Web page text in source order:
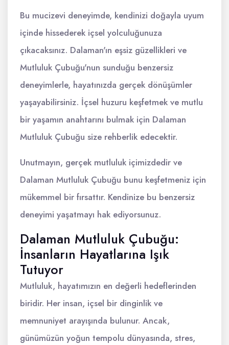
Bu mucizevi deneyimde, kendinizi doğayla uyum
içinde hissederek içsel yolculuğunuza
çıkacaksınız. Dalaman'ın eşsiz güzellikleri ve
Mutluluk Çubuğu'nun sunduğu benzersiz
deneyimlerle, hayatınızda gerçek dönüşümler
yaşayabilirsiniz. İçsel huzuru keşfetmek ve mutlu
bir yaşamın anahtarını bulmak için Dalaman
Mutluluk Çubuğu size rehberlik edecektir.
Unutmayın, gerçek mutluluk içimizdedir ve
Dalaman Mutluluk Çubuğu bunu keşfetmeniz için
mükemmel bir fırsattır. Kendinize bu benzersiz
deneyimi yaşatmayı hak ediyorsunuz.
Dalaman Mutluluk Çubuğu:
İnsanların Hayatlarına Işık
Tutuyor
Mutluluk, hayatımızın en değerli hedeflerinden
biridir. Her insan, içsel bir dinginlik ve
memnuniyet arayışında bulunur. Ancak,
günümüzün yoğun tempolu dünyasında, stres,